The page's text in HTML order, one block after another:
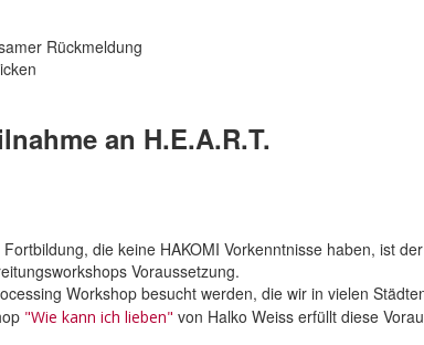
Rückmeldung
an H.E.A.R.T.
die keine HAKOMI Vorkenntnisse haben, ist
Voraussetzung.
Workshop besucht werden, die wir in vielen
"Wie kann ich lieben" von Halko Weiss erfüllt diese